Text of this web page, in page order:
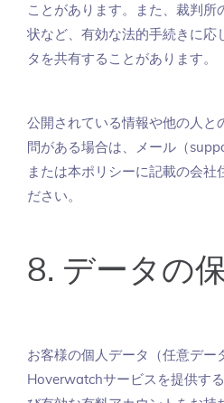
ことがあります。また、裁判所
状など、有効な法的手続きに応
タを共有することがあります。
公開されている情報や他の人と
問がある場合は、メール（
または本ポリシーに記載の会社
ださい。
8. データの
お客様の個人データ（任意デー
Hoverwatchサービスを提供す